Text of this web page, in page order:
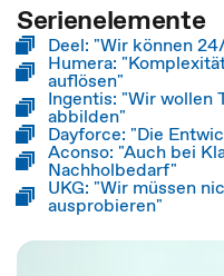
Serienelemente
Deel: "Wir können
Humera:
auflösen"
Ingentis: "Wir wollen
abbilden"
Dayforce: "Die
Aconso: "Auch bei
Nachholbedarf"
UKG: "Wir müssen
ausprobieren"